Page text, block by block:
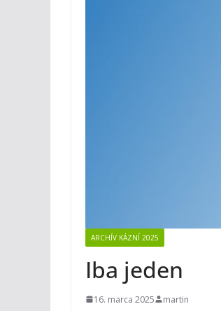
ARCHÍV KÁZNÍ 2025
Iba jeden
16. marca 2025 martin